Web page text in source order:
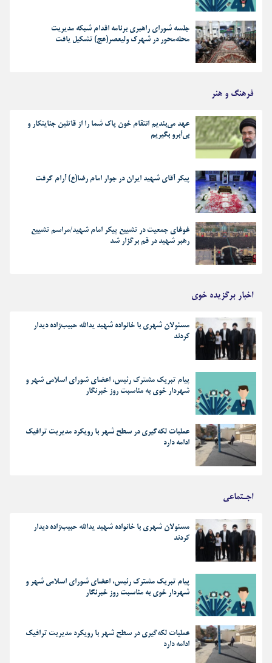
جلسه شورای راهبری برنامه اقدام شبکه مدیریت
محله‌محور در شهرک ولیعصر(عج) تشکیل یافت
فرهنگ و هنر
عهد می‌بندیم انتقام خون پاک شما را از قاتلین جنایتکار و
بی‌آبرو بگیریم
پیکر آقای شهید ایران در جوار امام رضا(ع) آرام گرفت
غوغای جمعیت در تشییع پیکر امام شهید/مراسم تشییع
رهبر شهید در قم برگزار شد
اخبار برگزیده خوی
مسئولان شهری با خانواده شهید یدالله حبیب‌زاده دیدار
کردند
پیام تبریک مشترک رئیس، اعضای شورای اسلامی شهر و
شهردار خوی به مناسبت روز خبرنگار
عملیات لکه‌گیری در سطح شهر با رویکرد مدیریت ترافیک
ادامه دارد
اجـتماعی
مسئولان شهری با خانواده شهید یدالله حبیب‌زاده دیدار
کردند
پیام تبریک مشترک رئیس، اعضای شورای اسلامی شهر و
شهردار خوی به مناسبت روز خبرنگار
عملیات لکه‌گیری در سطح شهر با رویکرد مدیریت ترافیک
ادامه دارد